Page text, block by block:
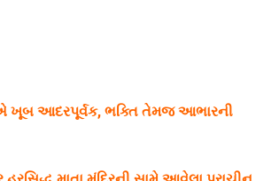
ખૂબ આદરપૂર્વક, ભક્તિ તેમજ આભારની